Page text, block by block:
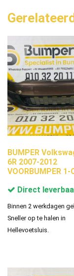
BUMPER
6R 2007-2012
VOORBUMPER
Direct
Binnen 2 werkdagen
Sneller op te halen in
Hellevoetsluis.